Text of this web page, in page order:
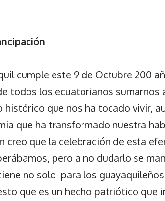
cumple este 9 de Octubre 200
todos los ecuatorianos sumarnos
que nos ha tocado vivir,
que ha transformado nuestra
creo que la celebración de esta
pero a no dudarlo se
no solo para los
que es un hecho patriótico que